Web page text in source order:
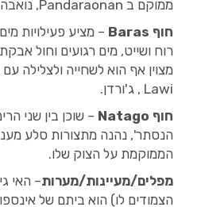
ממוקם ב Pandaraonan, נואבה ולנסיה.
חוף Baras – מציע פעילויות
רוח ושייט, מים רגועים וחול
מצוין אף הוא לשחייה ולצלילה
Lawi , ג'ורדן.
חוף Natago
– שוכן בין שני
הנסתר', נהנה מתצורות סלע
הממוקמת על הצוק שלו.
מפלים/מעיינות/מערות– האי
הצמודים לו) הוא ביתם של